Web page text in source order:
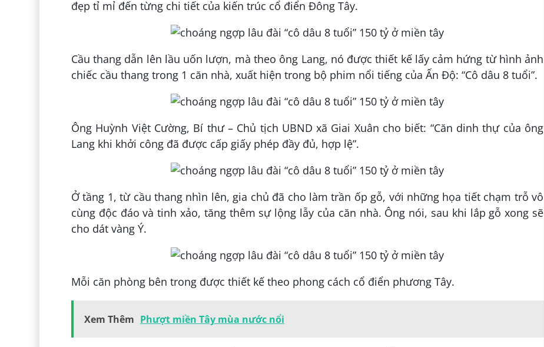
đẹp tỉ mỉ đến từng chi tiết của kiến trúc cổ điển Đông Tây.
Cầu thang dẫn lên lầu uốn lượn, mà theo ông Lang, nó được thiết kế lấy cảm hứng từ hình ảnh
chiếc cầu thang trong 1 căn nhà, xuất hiện trong bộ phim nổi tiếng của Ấn Độ: “Cô dâu 8 tuổi”.
Ông Huỳnh Việt Cường, Bí thư – Chủ tịch UBND xã Giai Xuân cho biết: “Căn dinh thự của ông
Lang khi khởi công đã được cấp giấy phép đầy đủ, hợp lệ”.
Ở tầng 1, từ cầu thang nhìn lên, gia chủ đã cho làm trần ốp gỗ, với những họa tiết chạm trỗ vô
cùng độc đáo và tinh xảo, tăng thêm sự lộng lẫy của căn nhà. Ông nói, sau khi lắp gỗ xong sẽ
cho dát vàng Ý.
Mỗi căn phòng bên trong được thiết kế theo phong cách cổ điển phương Tây.
Xem Thêm Phượt miền Tây mùa nước nổi